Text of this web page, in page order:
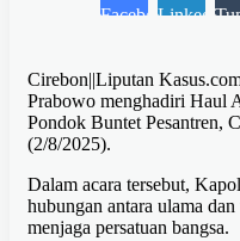
FacebookLinkedIn
Cirebon||Liputan
Prabowo menghadiri Haul
Pondok Buntet Pesantren,
(2/8/2025).
Dalam acara tersebut,
hubungan antara ulama
menjaga persatuan bangsa.